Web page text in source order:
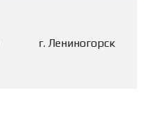
г. Лениногорск